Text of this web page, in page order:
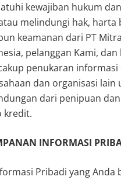
kewajiban hukum
melindungi hak, harta
keamanan dari PT
pelanggan Kami, dan
penukaran informasi
dan organisasi lain
dari penipuan
kredit.
INFORMASI
Pribadi yang Anda